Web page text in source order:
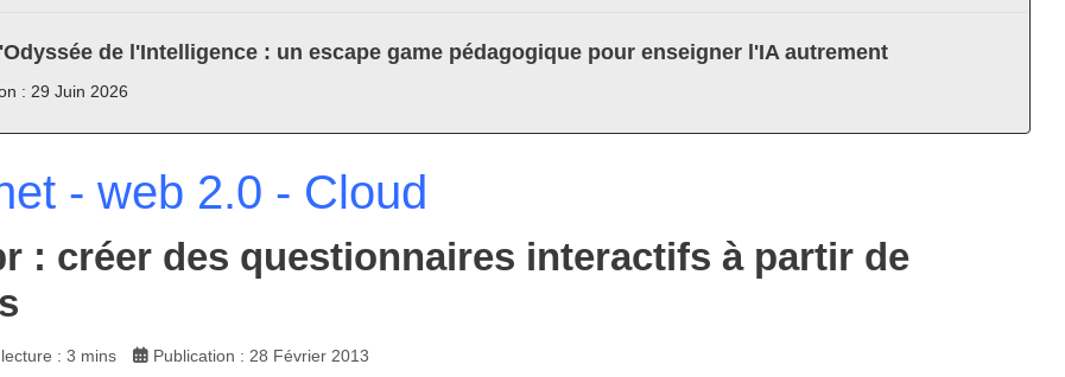
de l'Intelligence : un escape game pédagogique pour enseigner l'IA autrement
: 29 Juin 2026
- web 2.0 - Cloud
: créer des questionnaires interactifs à partir de
: 3 mins Publication : 28 Février 2013